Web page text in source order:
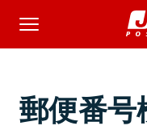
郵便番号